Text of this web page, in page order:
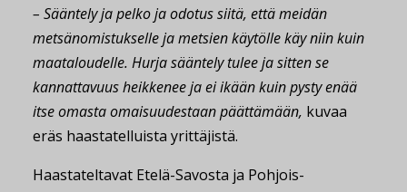
– Sääntely ja pelko ja odotus siitä, että meidän
metsänomistukselle ja metsien käytölle käy niin kuin
maataloudelle. Hurja sääntely tulee ja sitten se
kannattavuus heikkenee ja ei ikään kuin pysty enää
itse omasta omaisuudestaan päättämään, kuvaa
eräs haastatelluista yrittäjistä.
Haastateltavat Etelä-Savosta ja Pohjois-